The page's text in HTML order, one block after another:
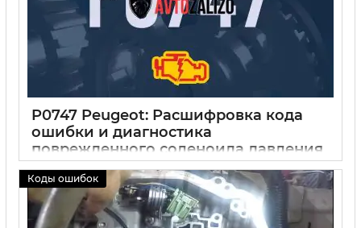
P0747 Peugeot: Расшифровка кода
ошибки и диагностика
поврежденного соленоида давления
30 09 2024 0
Коды ошибок